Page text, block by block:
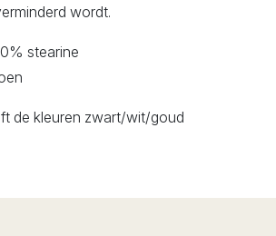
wordt.
stearine
de kleuren zwart/wit/goud